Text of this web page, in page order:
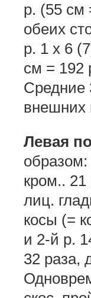
р. (55 см
обеих
р. 1 х 6
см = 192
Средние
внешних
Левая
образом:
кром..
лиц.
косы (=
и 2-й р.
32 раза,